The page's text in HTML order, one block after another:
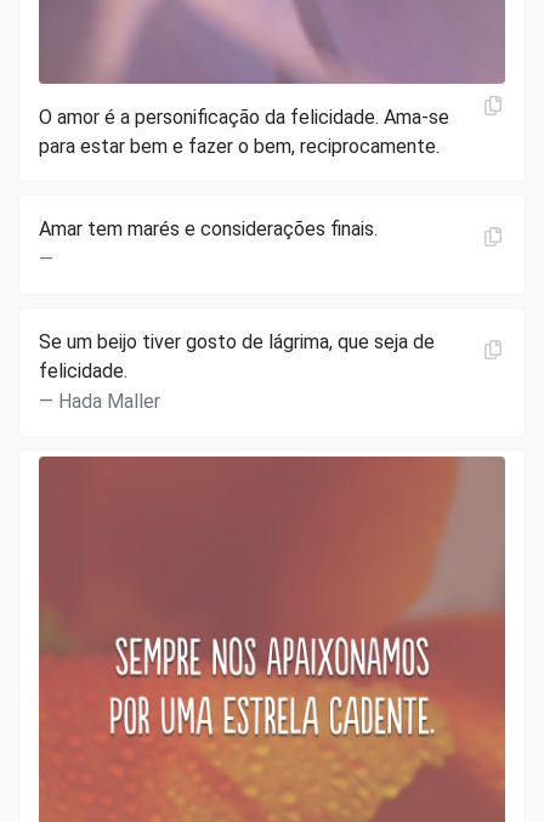
O amor é a personificação da felicidade. Ama-se
para estar bem e fazer o bem, reciprocamente.
Amar tem marés e considerações finais.
Se um beijo tiver gosto de lágrima, que seja de
felicidade.
Hada Maller